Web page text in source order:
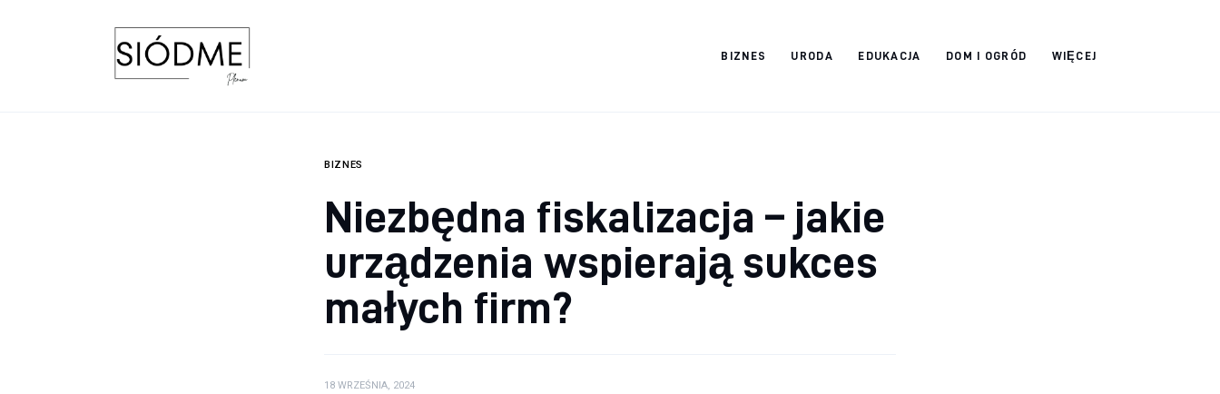
BIZNES URODA EDUKACJA DOM I OGRÓD WIĘCEJ
BIZNES
Niezbędna fiskalizacja – jakie
urządzenia wspierają sukces
małych firm?
18 WRZEŚNIA, 2024